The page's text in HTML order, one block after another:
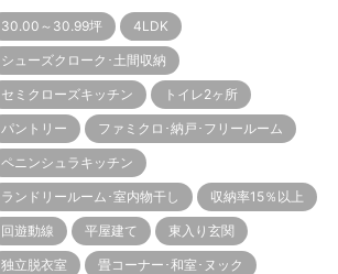
30.00～30.99坪 4LDK
シューズクローク･土間収納
セミクローズキッチン トイレ2ヶ所
パントリー ファミクロ･納戸･フリールーム
ペニンシュラキッチン
ランドリールーム･室内物干し 収納率15％以上
回遊動線 平屋建て 東入り玄関
独立脱衣室 畳コーナー･和室･ヌック